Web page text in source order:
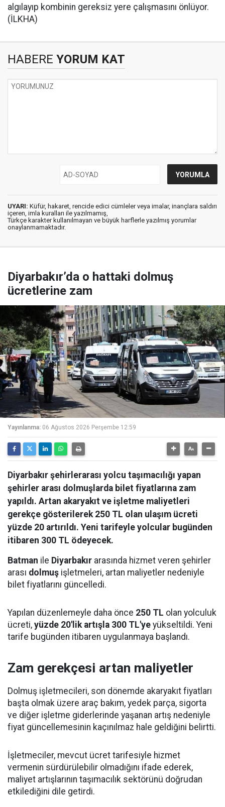
algılayıp kombinin gereksiz yere çalışmasını önlüyor.
(İLKHA)
HABERE YORUM KAT
UYARI: Küfür, hakaret, rencide edici cümleler veya imalar, inançlara saldırı
içeren, imla kuralları ile yazılmamış,
Türkçe karakter kullanılmayan ve büyük harflerle yazılmış yorumlar
onaylanmamaktadır.
Diyarbakır’da o hattaki dolmuş
ücretlerine zam
Yayınlanma: 06 Ağustos 2026 Perşembe 12:59
Diyarbakır şehirlerarası yolcu taşımacılığı yapan
şehirler arası dolmuşlarda bilet fiyatlarına zam
yapıldı. Artan akaryakıt ve işletme maliyetleri
gerekçe gösterilerek 250 TL olan ulaşım ücreti
yüzde 20 artırıldı. Yeni tarifeyle yolcular bugünden
itibaren 300 TL ödeyecek.
Batman ile Diyarbakır arasında hizmet veren şehirler
arası dolmuş işletmeleri, artan maliyetler nedeniyle
bilet fiyatlarını güncelledi.
Yapılan düzenlemeyle daha önce 250 TL olan yolculuk
ücreti, yüzde 20'lik artışla 300 TL'ye yükseltildi. Yeni
tarife bugünden itibaren uygulanmaya başlandı.
Zam gerekçesi artan maliyetler
Dolmuş işletmecileri, son dönemde akaryakıt fiyatları
başta olmak üzere araç bakım, yedek parça, sigorta
ve diğer işletme giderlerinde yaşanan artış nedeniyle
fiyat güncellemesinin kaçınılmaz hale geldiğini belirtti.
İşletmeciler, mevcut ücret tarifesiyle hizmet
vermenin sürdürülebilir olmadığını ifade ederek,
maliyet artışlarının taşımacılık sektörünü doğrudan
etkilediğini dile getirdi.